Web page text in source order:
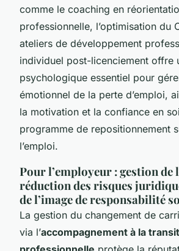
comme le coaching en
professionnelle, l’optimisation du
ateliers de développement
individuel post-licenciement offre
psychologique essentiel pour
émotionnel de la perte d’emploi,
la motivation et la confiance en
programme de repositionnement
l’emploi.
Pour l’employeur : gestion
réduction des risques
de l’image de responsabilité
La gestion du changement de
via l’accompagnement à la